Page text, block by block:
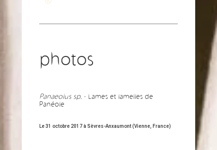
photos
Panaeolus sp.- Lames et lamelles de
Panéole
Le 31 octobre 2017 à Sèvres-Anxaumont (Vienne, France)